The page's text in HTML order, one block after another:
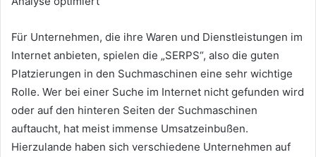
Für Unternehmen, die ihre Waren und Dienstleistungen im
Internet anbieten, spielen die „SERPS“, also die guten
Platzierungen in den Suchmaschinen eine sehr wichtige
Rolle. Wer bei einer Suche im Internet nicht gefunden wird
oder auf den hinteren Seiten der Suchmaschinen
auftaucht, hat meist immense Umsatzeinbußen.
Hierzulande haben sich verschiedene Unternehmen auf